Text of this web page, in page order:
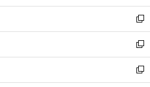
開
く
ウ
で
開
く
ン
ド
ウ
で
開
く
ウ
ィ
ン
ド
ウ
で
開
し
い
ウ
ィ
ン
ド
ウ
新
し
い
ウ
ィ
ン
新
し
い
ウ
新
し